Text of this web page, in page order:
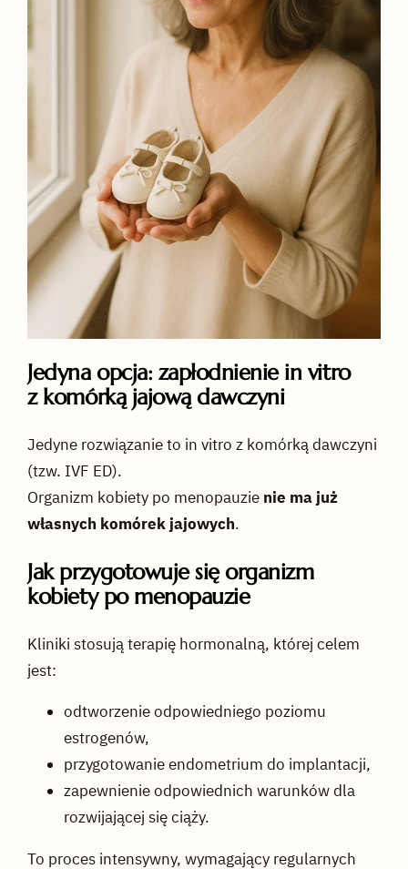
Jedyna opcja: zapłodnienie in vitro
z komórką jajową dawczyni
Jedyne rozwiązanie to in vitro z komórką dawczyni
(tzw. IVF ED).
Organizm kobiety po menopauzie nie ma już
własnych komórek jajowych.
Jak przygotowuje się organizm
kobiety po menopauzie
Kliniki stosują terapię hormonalną, której celem
jest:
odtworzenie odpowiedniego poziomu
estrogenów,
przygotowanie endometrium do implantacji,
zapewnienie odpowiednich warunków dla
rozwijającej się ciąży.
To proces intensywny, wymagający regularnych